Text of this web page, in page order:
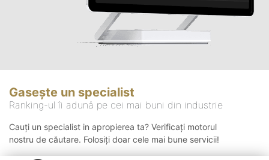
Gasește un specialist
Ranking-ul îi adună pe cei mai buni din industrie
Cauți un specialist in apropierea ta? Verificați motorul
nostru de căutare. Folosiți doar cele mai bune servicii!